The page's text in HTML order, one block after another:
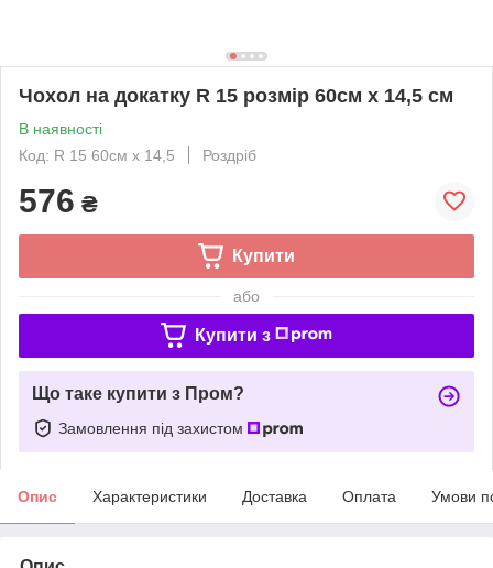
Чохол на докатку R 15 розмір 60см х 14,5 см
В наявності
Код: R 15 60см х 14,5
Роздріб
576 ₴
Купити
або
Купити з
Що таке купити з Пром?
Замовлення під захистом
Опис Характеристики Доставка Оплата Умови